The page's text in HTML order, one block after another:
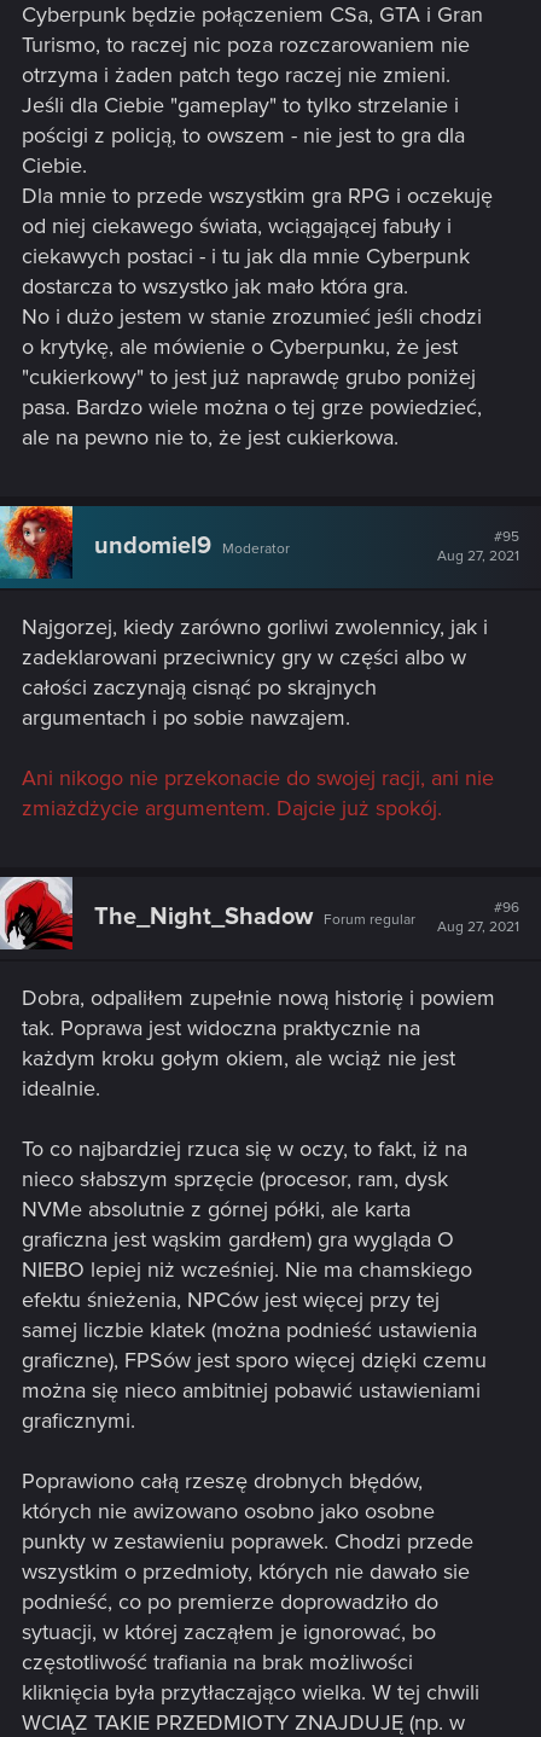
gwiazdek z cyberpunku, w tym momencie szybciutko alt + F4,
kupić GTA a następnie włączyć, zdobyć tyle samo gwiazdek
w GTA i pościgać się z policją próbując sobie wyobrazić
sobie że to się dzieje w cyberpunku.
Generalnie jak ktoś chce doświadczać gameplayu to nie w
cyberpunku, bo jeśli ktoś oczekuje gameplayu to ewidentnie
nie rozumie tego świata, nie rozumie czym jest prawdziwy
Cyberpunk, cyberpunk nie może mieć gameplayu a jak tego
nie rozumiesz no to trudno, to wtedy znaczy że to nie jest gra
dla Ciebie i powinieneś sobie pograć w coś co zrozumiesz.
Cyberpunk będzie połączeniem CSa, GTA i Gran
Turismo, to raczej nic poza rozczarowaniem nie
otrzyma i żaden patch tego raczej nie zmieni.
Jeśli dla Ciebie "gameplay" to tylko strzelanie i
pościgi z policją, to owszem - nie jest to gra dla
Ciebie.
Dla mnie to przede wszystkim gra RPG i oczekuję
od niej ciekawego świata, wciągającej fabuły i
ciekawych postaci - i tu jak dla mnie Cyberpunk
dostarcza to wszystko jak mało która gra.
No i dużo jestem w stanie zrozumieć jeśli chodzi
o krytykę, ale mówienie o Cyberpunku, że jest
"cukierkowy" to jest już naprawdę grubo poniżej
pasa. Bardzo wiele można o tej grze powiedzieć,
ale na pewno nie to, że jest cukierkowa.
undomiel9 Moderator
#95
Aug 27, 2021
Najgorzej, kiedy zarówno gorliwi zwolennicy, jak i
zadeklarowani przeciwnicy gry w części albo w
całości zaczynają cisnąć po skrajnych
argumentach i po sobie nawzajem.
Ani nikogo nie przekonacie do swojej racji, ani nie
zmiażdżycie argumentem. Dajcie już spokój.
The_Night_Shadow Forum regular
#96
Aug 27, 2021
Dobra, odpaliłem zupełnie nową historię i powiem
tak. Poprawa jest widoczna praktycznie na
każdym kroku gołym okiem, ale wciąż nie jest
idealnie.
To co najbardziej rzuca się w oczy, to fakt, iż na
nieco słabszym sprzęcie (procesor, ram, dysk
NVMe absolutnie z górnej półki, ale karta
graficzna jest wąskim gardłem) gra wygląda O
NIEBO lepiej niż wcześniej. Nie ma chamskiego
efektu śnieżenia, NPCów jest więcej przy tej
samej liczbie klatek (można podnieść ustawienia
graficzne), FPSów jest sporo więcej dzięki czemu
można się nieco ambitniej pobawić ustawieniami
graficznymi.
Poprawiono całą rzeszę drobnych błędów,
których nie awizowano osobno jako osobne
punkty w zestawieniu poprawek. Chodzi przede
wszystkim o przedmioty, których nie dawało sie
podnieść, co po premierze doprowadziło do
sytuacji, w której zacząłem je ignorować, bo
częstotliwość trafiania na brak możliwości
kliknięcia była przytłaczająco wielka. W tej chwili
WCIĄZ TAKIE PRZEDMIOTY ZNAJDUJĘ (np. w